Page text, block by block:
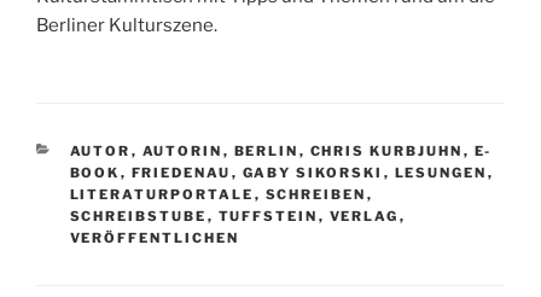
Berliner Kulturszene.
KATEGORIEN
AUTOR , AUTORIN , BERLIN , CHRIS KURBJUHN , E-
BOOK , FRIEDENAU , GABY SIKORSKI , LESUNGEN ,
LITERATURPORTALE , SCHREIBEN ,
SCHREIBSTUBE , TUFFSTEIN , VERLAG ,
VERÖFFENTLICHEN